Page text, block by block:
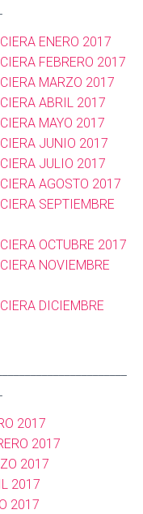
ENERO 2017
FEBRERO 2017
MARZO 2017
ABRIL 2017
MAYO 2017
JUNIO 2017
JULIO 2017
AGOSTO 2017
SEPTIEMBRE
OCTUBRE 2017
NOVIEMBRE
DICIEMBRE
2017
2017
2017
2017
2017